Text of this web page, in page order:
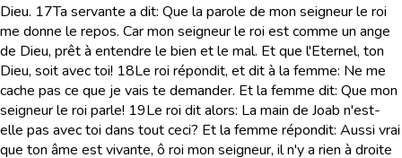
Dieu. 17Ta servante a dit: Que la parole de mon seigneur le roi
me donne le repos. Car mon seigneur le roi est comme un ange
de Dieu, prêt à entendre le bien et le mal. Et que l'Eternel, ton
Dieu, soit avec toi! 18Le roi répondit, et dit à la femme: Ne me
cache pas ce que je vais te demander. Et la femme dit: Que mon
seigneur le roi parle! 19Le roi dit alors: La main de Joab n'est-
elle pas avec toi dans tout ceci? Et la femme répondit: Aussi vrai
que ton âme est vivante, ô roi mon seigneur, il n'y a rien à droite